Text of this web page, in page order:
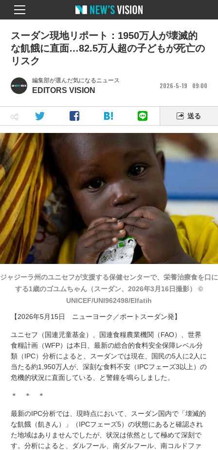
編集部が選んだ気になるニュース
EDITORS VISION
2026 5 19 09 00
スーダン現地リポート：1950万人が壊滅的
な飢餓に直面…82.5万人超の子どもが死亡の
リスク
送る
ジャジーラ州のユニセフが支援する保健センターで、栄養治療食を口に
する1歳のゴユムちゃん（スーダン、2026年3月16日撮影） ©
UNICEF/UNI962498/Elfatih
【2026年5月15日 ニューヨーク／ポートスーダン発】
ユニセフ（国連児童基金）、国連食糧農業機関（FAO）、世界
食糧計画（WFP）は本日、最新の総合的食料安全保障レベル分
類（IPC）分析によると、スーダンでは現在、国民の5人に2人に
当たる約1,950万人が、深刻な食料不安（IPCフェーズ3以上）の
危機的状況に直面している、と警鐘を鳴らしました。
＊ ＊ ＊
最新のIPC分析では、現時点において、スーダン国内で「壊滅的
な飢餓（飢きん）」（IPCフェーズ5）の状態にあると確認され
た地域はありませんでしたが、状況は依然として極めて深刻で
す。分析によると、ダルフール、南ダルフール、南コルドファ